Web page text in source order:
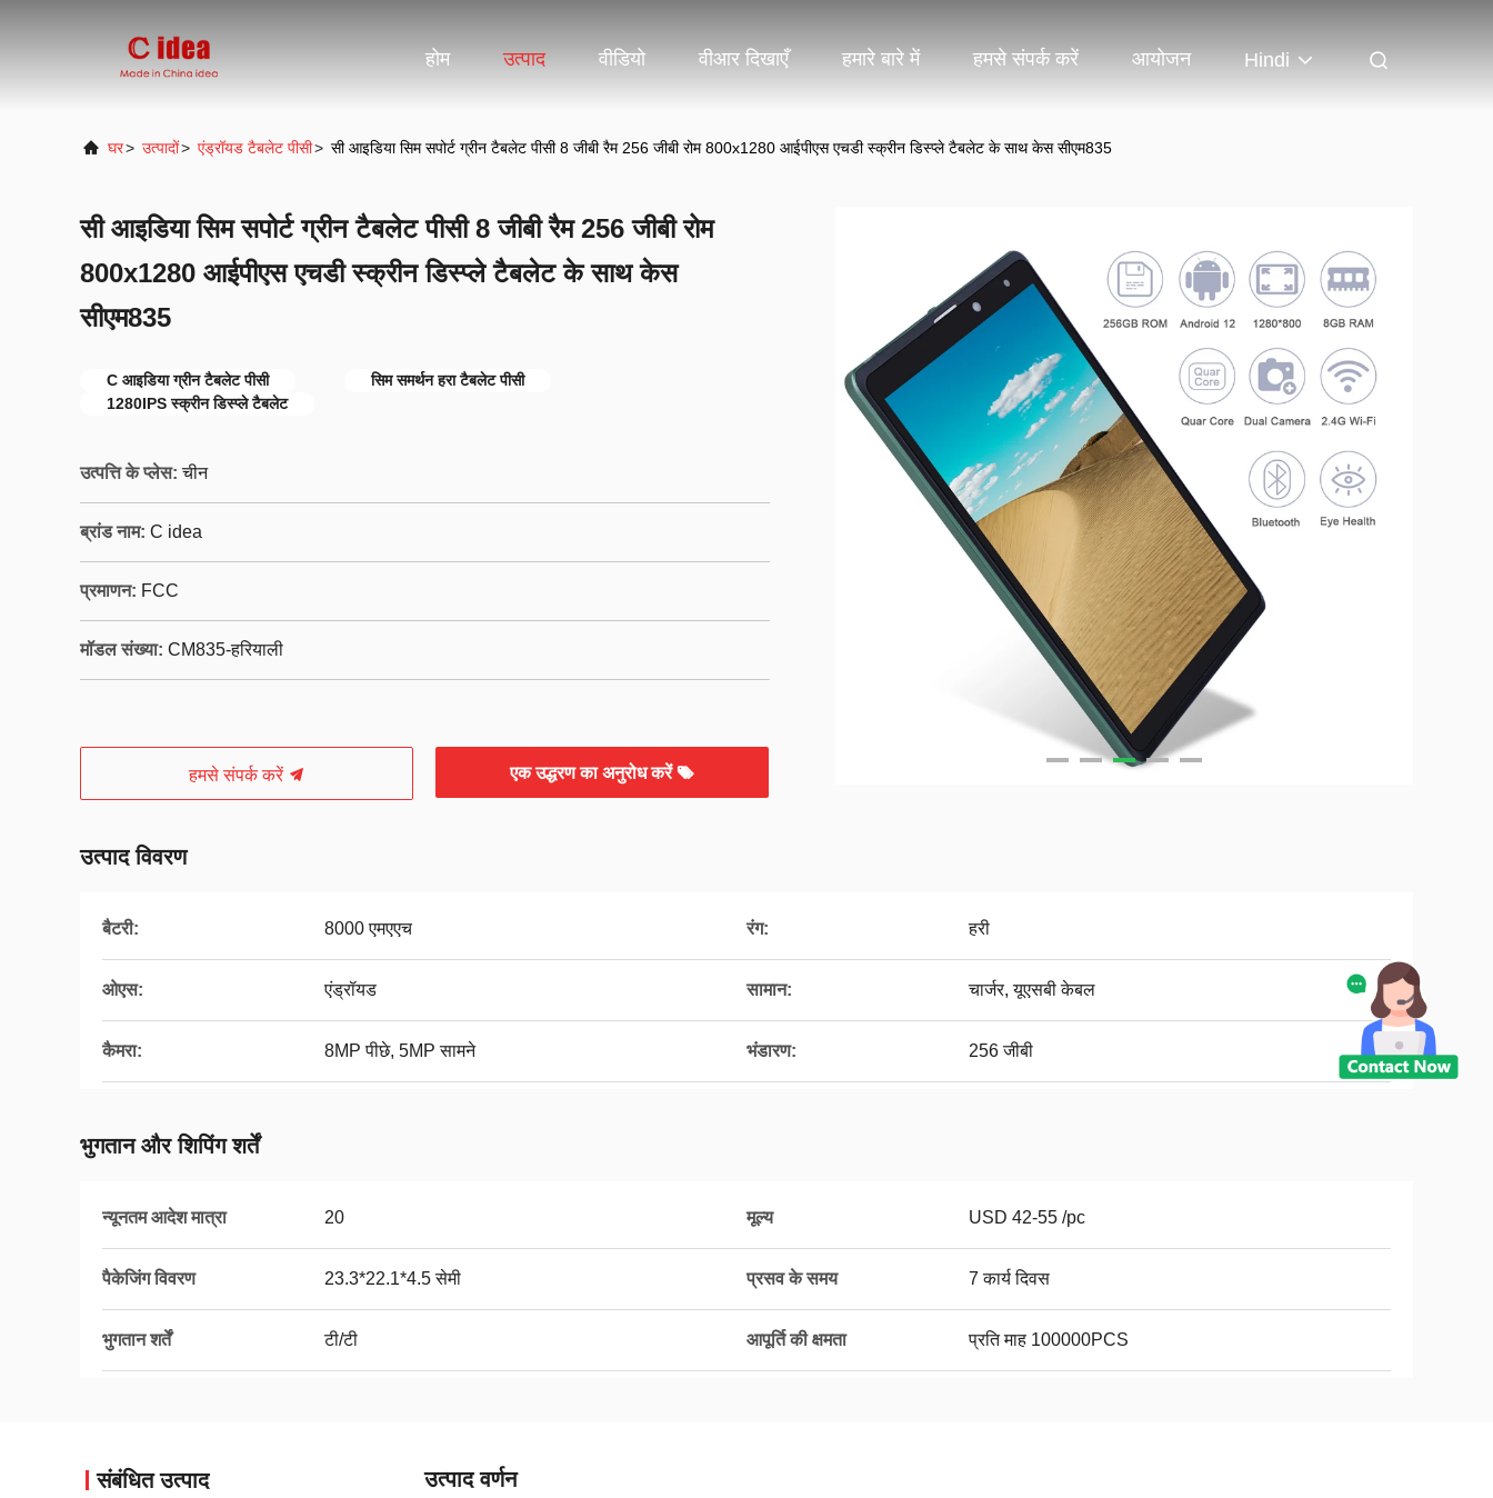
होम उत्पाद वीडियो वीआर दिखाएँ हमारे बारे में हमसे संपर्क करें आयोजन Hindi
घर> उत्पादों> एंड्रॉयड टैबलेट पीसी> सी आइडिया सिम सपोर्ट ग्रीन टैबलेट पीसी 8 जीबी रैम 256 जीबी रोम 800x1280 आईपीएस एचडी स्क्रीन डिस्प्ले टैबलेट के साथ केस सीएम835
सी आइडिया सिम सपोर्ट ग्रीन टैबलेट पीसी 8 जीबी रैम 256 जीबी रोम
800x1280 आईपीएस एचडी स्क्रीन डिस्प्ले टैबलेट के साथ केस
सीएम835
C आइडिया ग्रीन टैबलेट पीसी
सिम समर्थन हरा टैबलेट पीसी
1280IPS स्क्रीन डिस्प्ले टैबलेट
उत्पत्ति के प्लेस: चीन
ब्रांड नाम: C idea
प्रमाणन: FCC
मॉडल संख्या: CM835-हरियाली
हमसे संपर्क करें एक उद्धरण का अनुरोध करें
उत्पाद विवरण
बैटरी: 8000 एमएएच रंग: हरी
ओएस: एंड्रॉयड सामान: चार्जर, यूएसबी केबल
कैमरा: 8MP पीछे, 5MP सामने भंडारण: 256 जीबी
भुगतान और शिपिंग शर्तें
न्यूनतम आदेश मात्रा 20 मूल्य USD 42-55 /pc
पैकेजिंग विवरण 23.3*22.1*4.5 सेमी प्रसव के समय 7 कार्य दिवस
भुगतान शर्तें टी/टी आपूर्ति की क्षमता प्रति माह 100000PCS
संबंधित उत्पाद उत्पाद वर्णन